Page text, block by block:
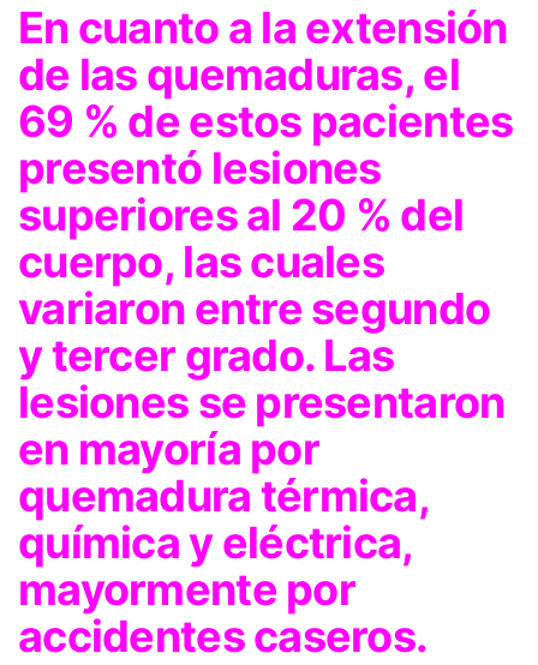
En cuanto a la extensión
de las quemaduras, el
69 % de estos pacientes
presentó lesiones
superiores al 20 % del
cuerpo, las cuales
variaron entre segundo
y tercer grado. Las
lesiones se presentaron
en mayoría por
quemadura térmica,
química y eléctrica,
mayormente por
accidentes caseros.